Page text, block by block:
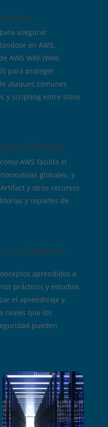
asegurar
en AWS,
AWS WAF (Web
para proteger
ataques comunes
y scripting entre sitios
de Riesgos:
AWS facilita el
globales, y
y otros recursos
y reportes de
y Estudios de
aprendidos a
prácticos y estudios
el aprendizaje y
reales que los
pueden